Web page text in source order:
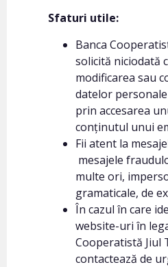
Sfaturi utile:
Banca
solicită niciodată
modificarea sau
datelor
prin accesarea
conținutul unui
Fii atent la
mesajele
multe ori,
gramaticale, de
În cazul în care
website-uri în
Cooperatistă Jiul
contactează de